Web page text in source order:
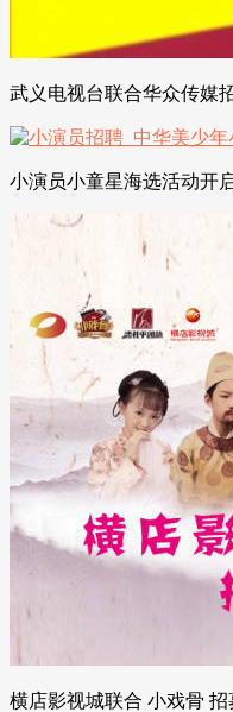
武义电视台联合华众传媒
小演员小童星海选活动开
横店影视城联合 小戏骨 招